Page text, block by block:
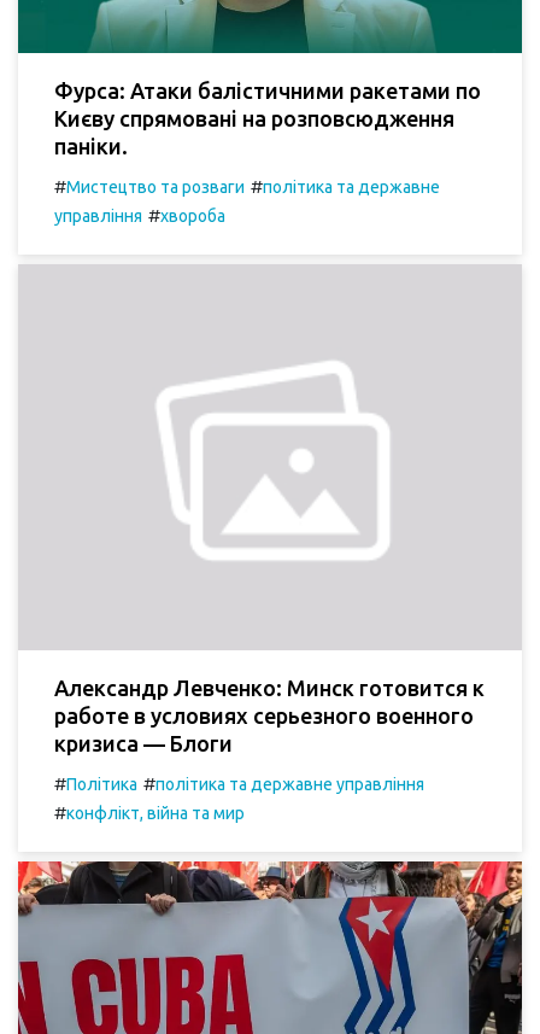
Фурса: Атаки балістичними ракетами по
Києву спрямовані на розповсюдження
паніки.
#Мистецтво та розваги #політика та державне
управління #хвороба
Александр Левченко: Минск готовится к
работе в условиях серьезного военного
кризиса — Блоги
#Політика #політика та державне управління
#конфлікт, війна та мир